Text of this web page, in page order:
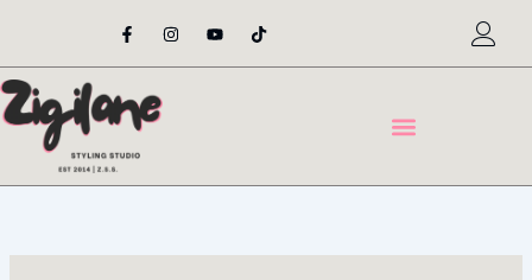
content
F
a
e
o
o
-
I
n
t
Y
o
t
T
i
t